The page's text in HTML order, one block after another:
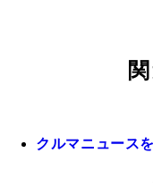
クルマニュース